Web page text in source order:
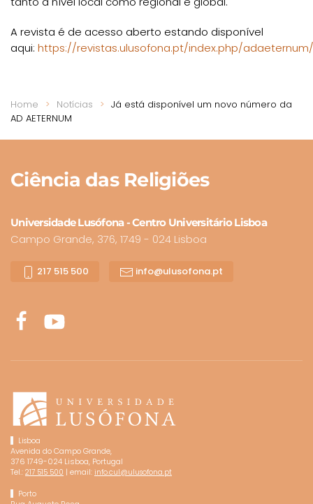
A revista é de acesso aberto estando disponível
aqui: https://revistas.ulusofona.pt/index.php/
Home Notícias
Já está disponível um novo número da
AD AETERNUM
Ciência das Religiões
Universidade Lusófona - Centro Universitário Lisboa
Campo Grande, 376, 1749 - 024 Lisboa
217 515 500 info@ulusofona.pt
Lisboa
Avenida do Campo Grande,
376 1749-024 Lisboa, Portugal
Tel.: 217 515 500 | email: info.cul@ulusofona.pt
Porto